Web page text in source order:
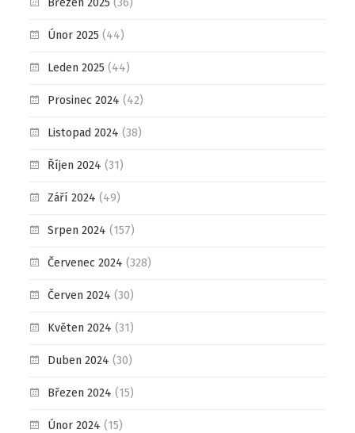
Únor 2025 (44)
Leden 2025 (44)
Prosinec 2024 (42)
Listopad 2024 (38)
Říjen 2024 (31)
Září 2024 (49)
Srpen 2024 (157)
Červenec 2024 (328)
Červen 2024 (30)
Květen 2024 (31)
Duben 2024 (30)
Březen 2024 (15)
Únor 2024 (15)